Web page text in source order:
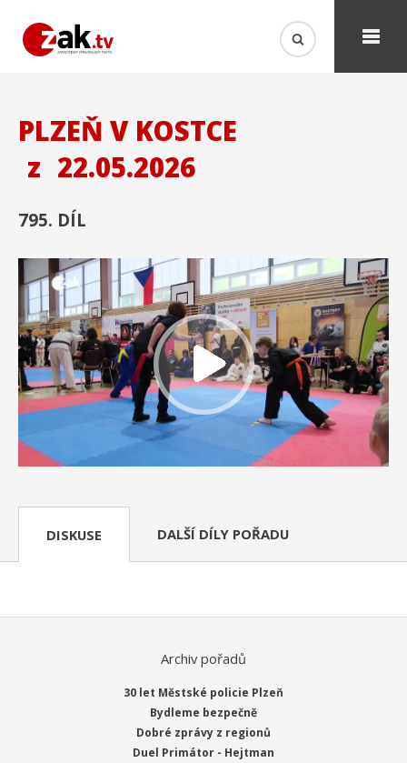
PLZEŇ V KOSTCE
z 22.05.2026
795. DÍL
DISKUSE DALŠÍ DÍLY POŘADU
Archiv pořadů
30 let Městské policie Plzeň
Bydleme bezpečně
Dobré zprávy z regionů
Duel Primátor - Hejtman